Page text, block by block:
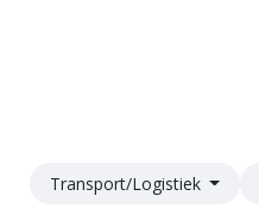
Transport/Logistiek